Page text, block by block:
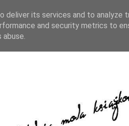
STRONIE KONTAKT CZYTELNIA
deliver its services and to analyze
and security metrics to